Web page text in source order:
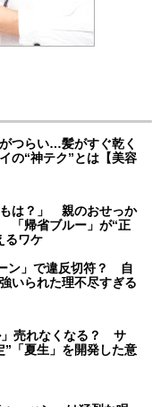
つらい…髪がすぐ乾く
の“神テク”とは【美容
もは？」 親のおせっか
「帰省ブルー」が“正
るワケ
ン」で違反切符？ 自
いられた理不尽すぎる
」売れなくなる？ サ
”「夏生」を開発した意